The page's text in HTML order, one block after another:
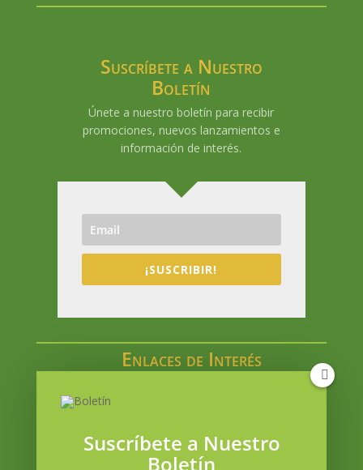
Suscríbete a Nuestro
Boletín
Únete a nuestro boletín para recibir
promociones, nuevos lanzamientos e
información de interés.
¡SUSCRIBIR!
Enlaces de Interés
Acceso a Mi cuenta
Contacto
Suscríbete a Nuestro
Boletín